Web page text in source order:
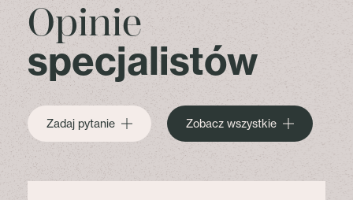
Opinie
specjalistów
Zadaj pytanie Zobacz wszystkie